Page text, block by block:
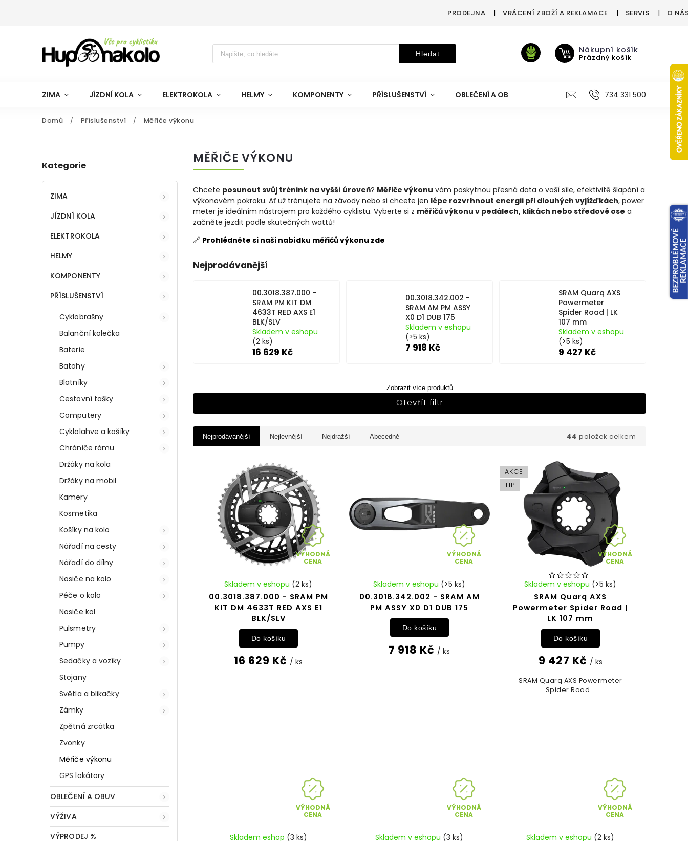
PRODEJNA VRÁCENÍ ZBOŽÍ A REKLAMACE SERVIS O
Hledat Nákupní košík
Prázdný košík
ZIMA JÍZDNÍ KOLA ELEKTROKOLA HELMY KOMPONENTY PŘÍSLUŠENSTVÍ OBLEČENÍ A OBUV VÝŽIVA VÝPRODEJ %
734 331 500
Domů / Příslušenství / Měřiče výkonu
Kategorie
ZIMA
JÍZDNÍ KOLA
ELEKTROKOLA
HELMY
KOMPONENTY
PŘÍSLUŠENSTVÍ
Cyklobrašny
Balanční kolečka
Baterie
Batohy
Blatníky
Cestovní tašky
Computery
Cyklolahve a košíky
Chrániče rámu
Držáky na kola
Držáky na mobil
Kamery
Kosmetika
Košíky na kolo
Nářadí na cesty
Nářadí do dílny
Nosiče na kolo
Péče o kolo
Nosiče kol
Pulsmetry
Pumpy
Sedačky a vozíky
Stojany
Světla a blikačky
Zámky
Zpětná zrcátka
Zvonky
Měřiče výkonu
GPS lokátory
OBLEČENÍ A OBUV
VÝŽIVA
VÝPRODEJ %
MĚŘIČE VÝKONU
Chcete posunout svůj trénink na vyšší úroveň? Měřiče výkonu vám poskytnou přesná data o vaší síle, efektivitě šlapání a
výkonovém pokroku. Ať už trénujete na závody nebo si chcete jen lépe rozvrhnout energii při dlouhých vyjížďkách, power
meter je ideálním nástrojem pro každého cyklistu. Vyberte si z měřičů výkonu v pedálech, klikách nebo středové ose a
začněte jezdit podle skutečných wattů!
🔗 Prohlédněte si naši nabídku měřičů výkonu zde
Nejprodávanější
00.3018.387.000 -
SRAM PM KIT DM
4633T RED AXS E1
BLK/SLV
Skladem v eshopu
(2 ks)
16 629 Kč
00.3018.342.002 -
SRAM AM PM ASSY
X0 D1 DUB 175
Skladem v eshopu
(>5 ks)
7 918 Kč
SRAM Quarq AXS
Powermeter
Spider Road | LK
107 mm
Skladem v eshopu
(>5 ks)
9 427 Kč
Zobrazit více produktů
Otevřít filtr
Nejprodávanější Nejlevnější Nejdražší Abecedně 44 položek celkem
VÝHODNÁ
CENA
00.3018.387.000 - SRAM PM
KIT DM 4633T RED AXS E1
BLK/SLV
Skladem v eshopu (2 ks)
16 629 Kč / ks
Do košíku
VÝHODNÁ
CENA
00.3018.342.002 - SRAM AM
PM ASSY X0 D1 DUB 175
Skladem v eshopu (>5 ks)
7 918 Kč / ks
Do košíku
AKCE
TIP
VÝHODNÁ
CENA
SRAM Quarq AXS
Powermeter Spider Road |
LK 107 mm
Skladem v eshopu (>5 ks)
9 427 Kč / ks
Do košíku
SRAM Quarq AXS Powermeter
Spider Road...
VÝHODNÁ
CENA
Skladem eshop (3 ks)
VÝHODNÁ
CENA
Skladem v eshopu (3 ks)
VÝHODNÁ
CENA
Skladem v eshopu (2 ks)